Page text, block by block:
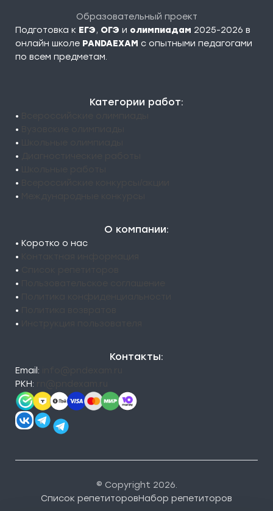
Образовательный проект
Подготовка к ЕГЭ, ОГЭ и олимпиадам 2025-2026 в
онлайн школе PANDAEXAM c опытными педагогами
по всем предметам.
Категории работ:
•
•
•
•
•
•
•
О компании:
• Коротко о нас
•
•
•
•
•
•
Контакты:
Email:
РКН:
© Copyright 2026.
Список репетиторовНабор репетиторов